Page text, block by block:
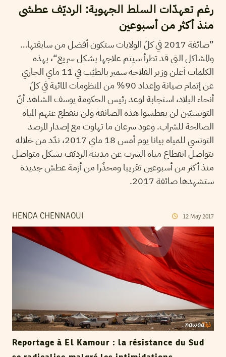
رغم تعهدّات السلط الجهوية: الرديّف عطشى
منذ أكثر من أسبوعين
”صائفة 2017 في كلّ الولايات ستكون أفضل من سابقتها…
والمشاكل التي قد تطرأ سيتم علاجها بشكل سريع“، بهذه
الكلمات أعلن وزير الفلاحة سمير بالطيّب في 11 ماي الجاري
عن إتمام صيانة وإعداد 90% من المنظومات المائية في كلّ
أنحاء البلاد، استجابة لوعد رئيس الحكومة يوسف الشاهد أنّ
التونسيّين لن يعطشوا هذه الصائفة ولن تنقطع عنهم المياه
الصالحة للشراب. وعود سرعان ما تهاوت مع إصدار المرصد
التونسي للمياه بيانا يوم أمس 18 ماي 2017، ندّد من خلاله
بتواصل انقطاع مياه الشرب عن مدينة الرديّف بشكل متواصل
منذ أكثر من أسبوعين تقريبا ومحذّرا من أزمة عطش جديدة
ستشهدها صائفة 2017.
HENDA CHENNAOUI 12 May 2017
Reportage à El Kamour : la résistance du Sud